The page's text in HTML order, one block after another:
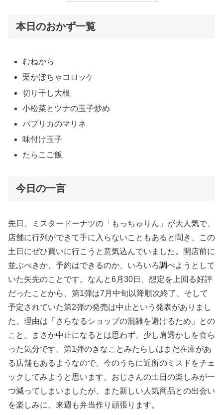
本日のおかず一覧
むねから
栗かぼちゃコロッケ
切り干し大根
小松菜とツナの玉子炒め
パプリカのマリネ
味付け玉子
たらこご飯
今日の一言
先日、ミスタードーナツの「もっちゅりん」が大人気で、
店舗に行列ができて手に入らないこともあると聞き、この
土日にぜひ買いに行こうと意気込んでいました。開店前に
並ぶべきか、予約はできるのか、いろいろ調べようとして
いた矢先のことです。なんと6月30日、想定を上回る好評
だったことから、第1弾は7月中旬以降順次終了、そして
予定されていた第2弾の発売は中止という発表がありまし
た。理由は「さらなるショップの混雑を避けるため」との
こと。まさか中止になるとは思わず、少し肩透かしを食ら
った気分です。第1弾のきなことみたらしはまだ在庫があ
る店舗もあるようなので、今のうちに近所のミスドをチェ
ックしてみようと思います。おじさんの土日の楽しみが一
つ減ってしまいましたが、また新しい人気商品との出会い
を楽しみに、来週も弁当作り頑張ります。